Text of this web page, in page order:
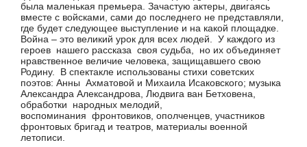
была маленькая премьера. Зачастую актеры, двигаясь
вместе с войсками, сами до последнего не представляли,
где будет следующее выступление и на какой площадке.
Война – это великий урок для всех людей. У каждого из
героев нашего рассказа своя судьба, но их объединяет
нравственное величие человека, защищавшего свою
Родину. В спектакле использованы стихи советских
поэтов: Анны Ахматовой и Михаила Исаковского; музыка
Александра Александрова, Людвига ван Бетховена,
обработки народных мелодий,
воспоминания фронтовиков, ополченцев, участников
фронтовых бригад и театров, материалы военной
летописи.